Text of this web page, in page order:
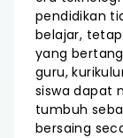
pendidikan
belajar,
yang
guru,
siswa dapat
tumbuh
bersaing